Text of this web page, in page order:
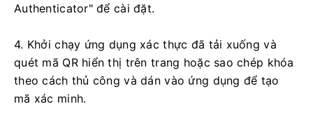
Authenticator" để cài đặt.
4. Khởi chạy ứng dụng xác thực đã tải xuống và
quét mã QR hiển thị trên trang hoặc sao chép khóa
theo cách thủ công và dán vào ứng dụng để tạo
mã xác minh.